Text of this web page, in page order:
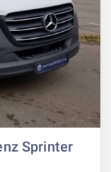
Sprinter